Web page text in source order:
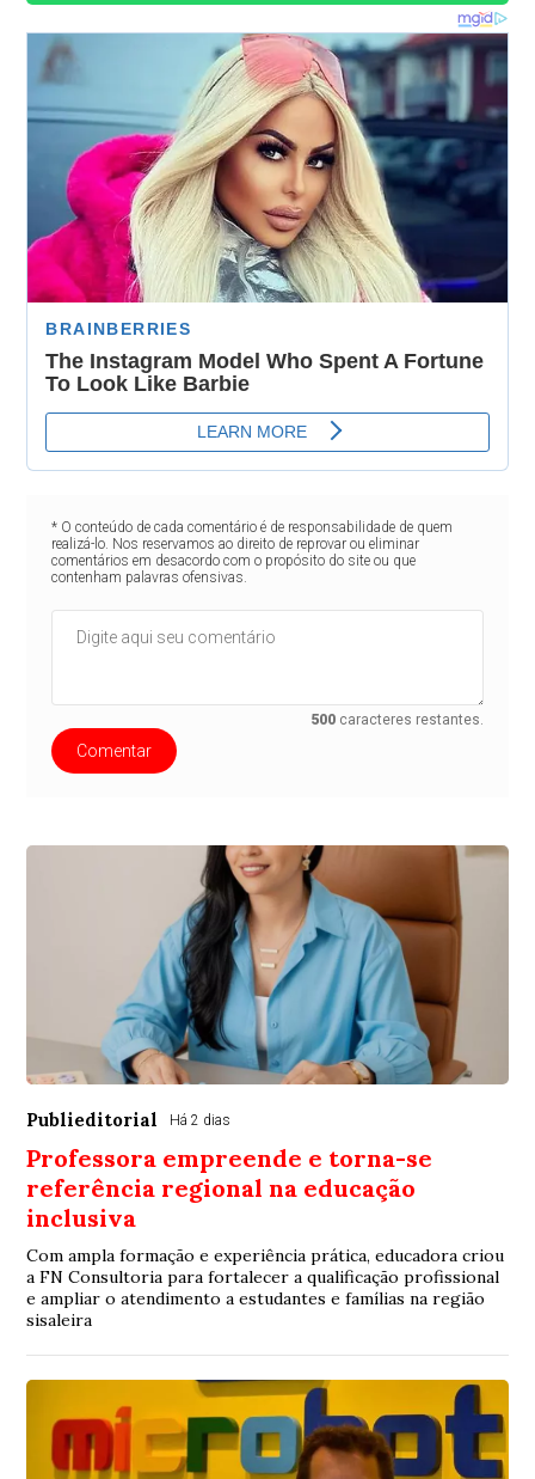
* O conteúdo de cada comentário é de responsabilidade de quem
realizá-lo. Nos reservamos ao direito de reprovar ou eliminar
comentários em desacordo com o propósito do site ou que
contenham palavras ofensivas.
500 caracteres restantes.
Comentar
Publieditorial Há 2 dias
Professora empreende e torna-se
referência regional na educação
inclusiva
Com ampla formação e experiência prática, educadora criou
a FN Consultoria para fortalecer a qualificação profissional
e ampliar o atendimento a estudantes e famílias na região
sisaleira